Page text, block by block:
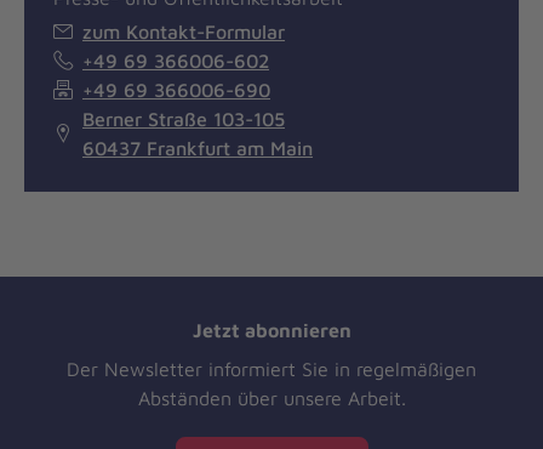
zum Kontakt-Formular
+49 69 366006-602
+49 69 366006-690
Berner Straße 103-105
60437 Frankfurt am Main
Jetzt abonnieren
Der Newsletter informiert Sie in regelmäßigen
Abständen über unsere Arbeit.